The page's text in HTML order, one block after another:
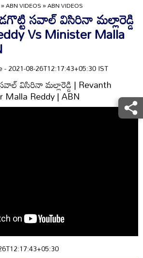
»ABN VIDEOS»ABN VIDEOS
సవాల్ విసిరినా మల్లారెడ్డి
Vs Minister Malla
- 2021-08-26T12:17:43+05:30 IST
విసిరినా మల్లారెడ్డి | Revanth
Malla Reddy | ABN